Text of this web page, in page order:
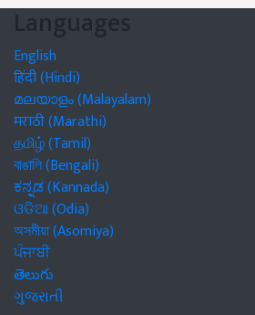
Languages
English
हिंदी (Hindi)
മലയാളം (Malayalam)
मराठी (Marathi)
தமிழ் (Tamil)
বাঙালি (Bengali)
ಕನ್ನಡ (Kannada)
ଓଡିଆ (Odia)
অসমীয়া (Asomiya)
ਪੰਜਾਬੀ
తెలుగు
ગુજરાતી